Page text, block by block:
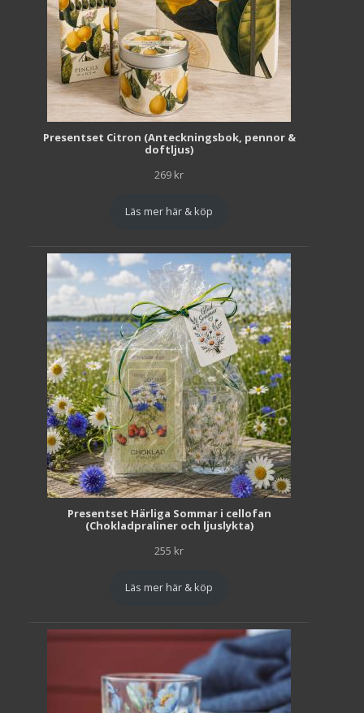
Presentset Citron (Anteckningsbok, pennor &
doftljus)
269 kr
Läs mer här & köp
Presentset Härliga Sommar i cellofan
(Chokladpraliner och ljuslykta)
255 kr
Läs mer här & köp